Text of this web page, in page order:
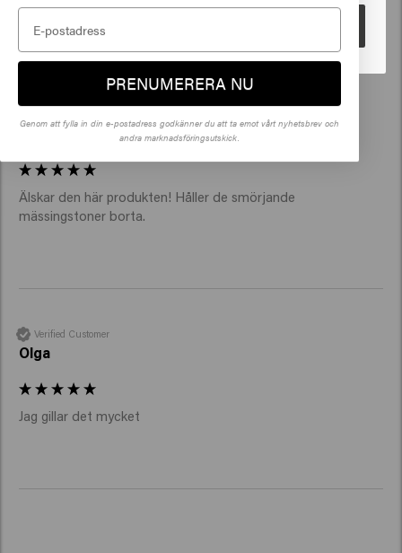
Älskar den här produkten! Håller de smörjande
mässingstoner borta.
Verified Customer
Olga
Jag gillar det mycket
PRENUMERERA NU
Genom att fylla in din e-postadress godkänner du att ta emot vårt nyhetsbrev och
andra marknadsföringsutskick.